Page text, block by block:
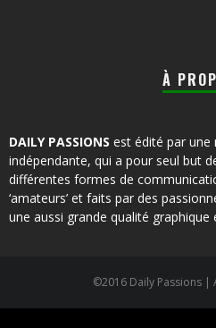
À
DAILY PASSIONS est édité par une
indépendante, qui a pour seul but
différentes formes de
‘amateurs’ et faits par des
une aussi grande qualité graphique
©2016 Daily Passions |